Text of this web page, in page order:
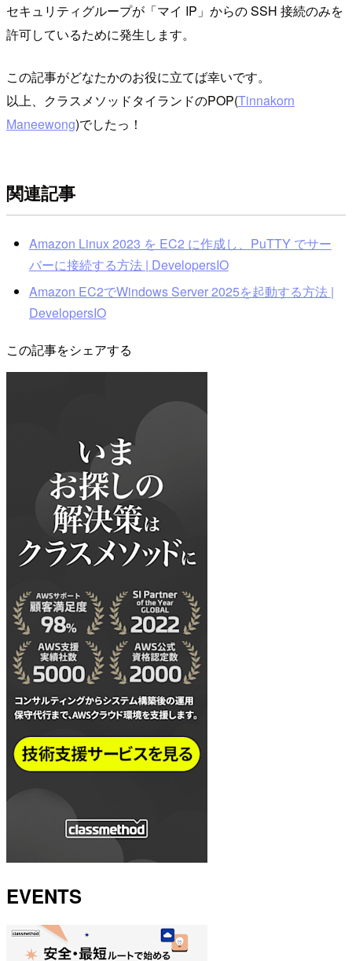
セキュリティグループが「マイ IP」からの SSH 接続のみを
許可しているために発生します。
この記事がどなたかのお役に立てば幸いです。
以上、クラスメソッドタイランドのPOP(Tinnakorn
Maneewong)でしたっ！
関連記事
Amazon Linux 2023 を EC2 に作成し、PuTTY でサー
バーに接続する方法 | DevelopersIO
Amazon EC2でWindows Server 2025を起動する方法 |
DevelopersIO
この記事をシェアする
EVENTS